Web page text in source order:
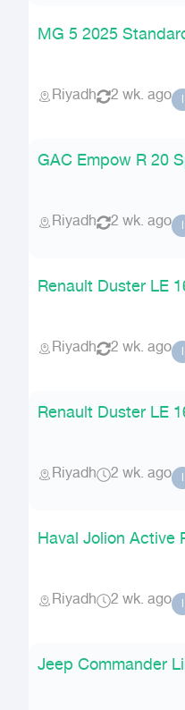
MG 5 2025
Riyadh 2 wk. ago ا
GAC Empow R 20
Riyadh 2 wk. ago ا
Renault Duster LE
Riyadh 2 wk. ago ا
Renault Duster LE
Riyadh 2 wk. ago ا
Haval Jolion Active
Riyadh 2 wk. ago ا
Jeep Commander